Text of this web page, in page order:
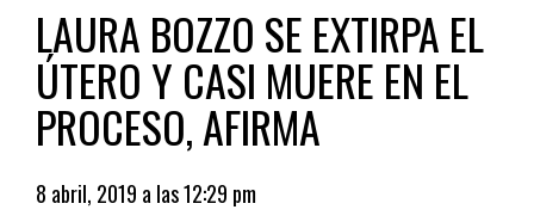
LAURA BOZZO SE EXTIRPA EL
ÚTERO Y CASI MUERE EN EL
PROCESO, AFIRMA
8 abril, 2019 a las 12:29 pm